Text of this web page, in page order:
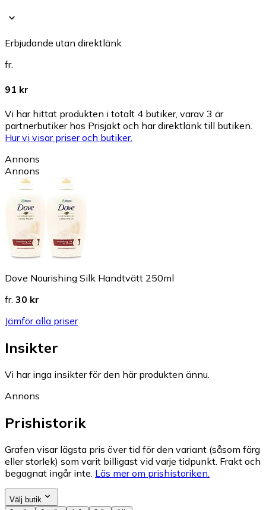
Erbjudande utan direktlänk
fr.
91 kr
Vi har hittat produkten i totalt 4 butiker, varav 3 är
partnerbutiker hos Prisjakt och har direktlänk till butiken.
Hur vi visar priser och butiker.
Annons
Annons
Dove Nourishing Silk Handtvätt 250ml
fr. 30 kr
Jämför alla priser
Insikter
Vi har inga insikter för den här produkten ännu.
Annons
Prishistorik
Grafen visar lägsta pris över tid för den variant (såsom färg
eller storlek) som varit billigast vid varje tidpunkt. Frakt och
begagnat ingår inte. Läs mer om prishistoriken.
Välj butik